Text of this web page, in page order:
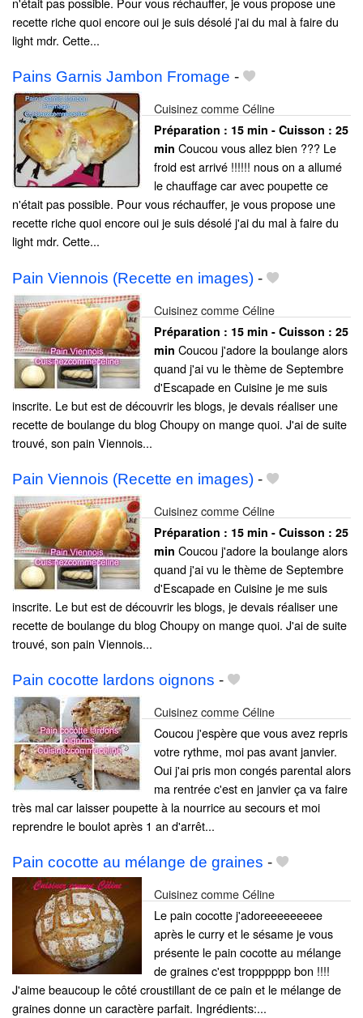
recette riche quoi encore oui je suis désolé j'ai du mal à faire du
light mdr. Cette...
Pains Garnis Jambon Fromage -
Cuisinez comme Céline
Préparation : 15 min - Cuisson : 25
min Coucou vous allez bien ??? Le
froid est arrivé !!!!!! nous on a allumé
le chauffage car avec poupette ce
n'était pas possible. Pour vous réchauffer, je vous propose une
recette riche quoi encore oui je suis désolé j'ai du mal à faire du
light mdr. Cette...
Pain Viennois (Recette en images) -
Cuisinez comme Céline
Préparation : 15 min - Cuisson : 25
min Coucou j'adore la boulange alors
quand j'ai vu le thème de Septembre
d'Escapade en Cuisine je me suis
inscrite. Le but est de découvrir les blogs, je devais réaliser une
recette de boulange du blog Choupy on mange quoi. J'ai de suite
trouvé, son pain Viennois...
Pain Viennois (Recette en images) -
Cuisinez comme Céline
Préparation : 15 min - Cuisson : 25
min Coucou j'adore la boulange alors
quand j'ai vu le thème de Septembre
d'Escapade en Cuisine je me suis
inscrite. Le but est de découvrir les blogs, je devais réaliser une
recette de boulange du blog Choupy on mange quoi. J'ai de suite
trouvé, son pain Viennois...
Pain cocotte lardons oignons -
Cuisinez comme Céline
Coucou j'espère que vous avez repris
votre rythme, moi pas avant janvier.
Oui j'ai pris mon congés parental alors
ma rentrée c'est en janvier ça va faire
très mal car laisser poupette à la nourrice au secours et moi
reprendre le boulot après 1 an d'arrêt...
Pain cocotte au mélange de graines -
Cuisinez comme Céline
Le pain cocotte j'adoreeeeeeeee
après le curry et le sésame je vous
présente le pain cocotte au mélange
de graines c'est tropppppp bon !!!!
J'aime beaucoup le côté croustillant de ce pain et le mélange de
graines donne un caractère parfait. Ingrédients:...